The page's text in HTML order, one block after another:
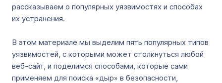
рассказываем о популярных уязвимостях и способах
их устранения.
В этом материале мы выделим пять популярных типов
уязвимостей, с которыми может столкнуться любой
веб-сайт, и поделимся способами, которые сами
применяем для поиска «дыр» в безопасности,